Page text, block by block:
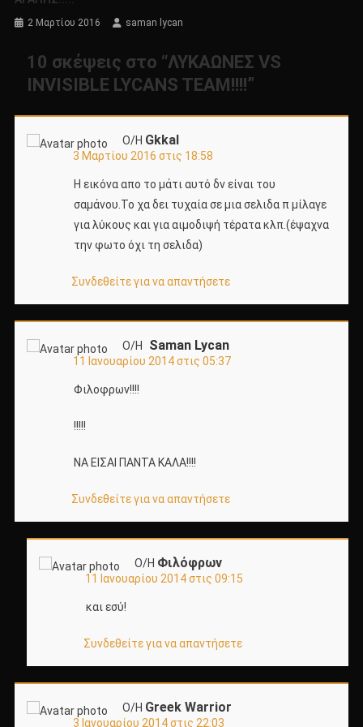
2 Μαρτίου 2016 saman lycan
10 σκέψεις στο “ΛΥΚΑΩΝΕΣ VS
INVISIBLE LYCANS TEAM!!!!”
Ο/Η Gkkal
3 Μαρτίου 2016 στις 18:58
Η εικόνα απο το μάτι αυτό δν είναι του
σαμάνου.Το χα δει τυχαία σε μια σελιδα π μίλαγε
για λύκους και για αιμοδιψή τέρατα κλπ.(έψαχνα
την φωτο όχι τη σελιδα)
Συνδεθείτε για να απαντήσετε
Ο/Η Saman Lycan
11 Ιανουαρίου 2014 στις 05:37
Φιλοφρων!!!!
!!!!!
ΝΑ ΕΙΣΑΙ ΠΑΝΤΑ ΚΑΛΑ!!!!
Συνδεθείτε για να απαντήσετε
Ο/Η Φιλόφρων
11 Ιανουαρίου 2014 στις 09:15
και εσύ!
Συνδεθείτε για να απαντήσετε
Ο/Η Greek Warrior
3 Ιανουαρίου 2014 στις 22:03